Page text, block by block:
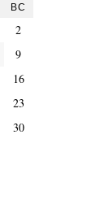
ВС
2
9
16
23
30